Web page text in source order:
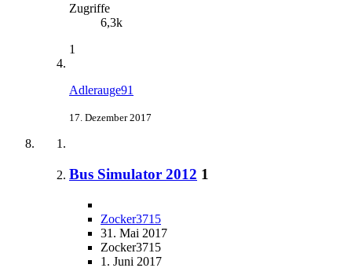
Zugriffe
6,3k
1
Adlerauge91
17. Dezember 2017
Bus Simulator 2012 1
Zocker3715
31. Mai 2017
Zocker3715
1. Juni 2017